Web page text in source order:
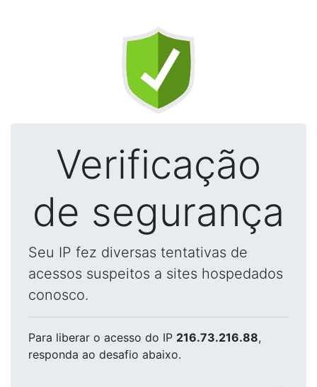
Verificação
de segurança
Seu IP fez diversas tentativas de
acessos suspeitos a sites hospedados
conosco.
Para liberar o acesso do IP 216.73.216.88,
responda ao desafio abaixo.